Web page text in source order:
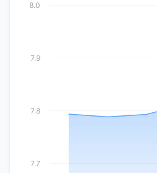
7.7
7.8
7.9
8.0